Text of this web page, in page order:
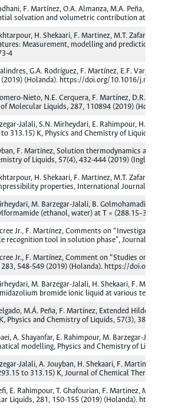
F. Martínez, O.A. Almanza, M.A. Peña, A.
solvation and volumetric contribution at
H. Shekaari, F. Martinez, M.T. Zafarani-
Measurement, modelling and prediction with
4
G.A. Rodríguez, F. Martínez, E.F. Vargas,
(2019) (Holanda). https://doi.org/10.1016/
Nieto, N.E. Cerquera, F. Martínez, D.R.
Molecular Liquids, 287, 110894 (2019)
Jalali, S.N. Mirheydari, E. Rahimpour, H.
to 313.15) K, Physics and Chemistry of Liquids,
F. Martinez, Solution thermodynamics and
of Liquids, 57(4), 432-444 (2019)
H. Shekaari, F. Martinez, M.T. Zafarani-
properties, International Journal of
M. Barzegar-Jalali, B. Golmohamadi, H.
(ethanol, water) at T = (288.15–318.15)
Jr., F. Martínez, Comments on “Investigation
recognition tool in solution phase”, Journal of
Jr., F. Martínez, Comment on “Studies on
283, 548-549 (2019) (Holanda). https://doi.org/
M. Barzegar-Jalali, H. Shekaari, F.
bromide ionic liquid at various
M.Á. Peña, F. Martínez, Extended
Physics and Chemistry of Liquids, 57(3), 388-
A. Shayanfar, E. Rahimpour, M. Barzegar-Jalali,
modelling, Physics and Chemistry of Liquids,
Jalali, A. Jouyban, H. Shekaari, F. Martinez,
to 313.15) K, Journal of Chemical
E. Rahimpour, T. Ghafourian, F. Martinez, M.
Liquids, 281, 150-155 (2019) (Holanda). https://